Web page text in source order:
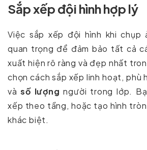
Sắp xếp đội hình hợp lý
Việc sắp xếp đội hình khi chụp
quan trọng để đảm bảo tất cả
xuất hiện rõ ràng và đẹp nhất
chọn cách sắp xếp linh hoạt, phù
vàsố lượng người trong lớp.
xếp theo tầng, hoặc tạo hình
khác biệt.